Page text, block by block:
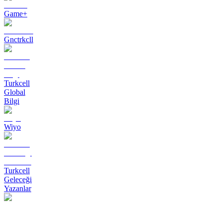
Game+
Gnctrkcll
Turkcell
Global
Bilgi
Wiyo
Turkcell
Geleceği
Yazanlar